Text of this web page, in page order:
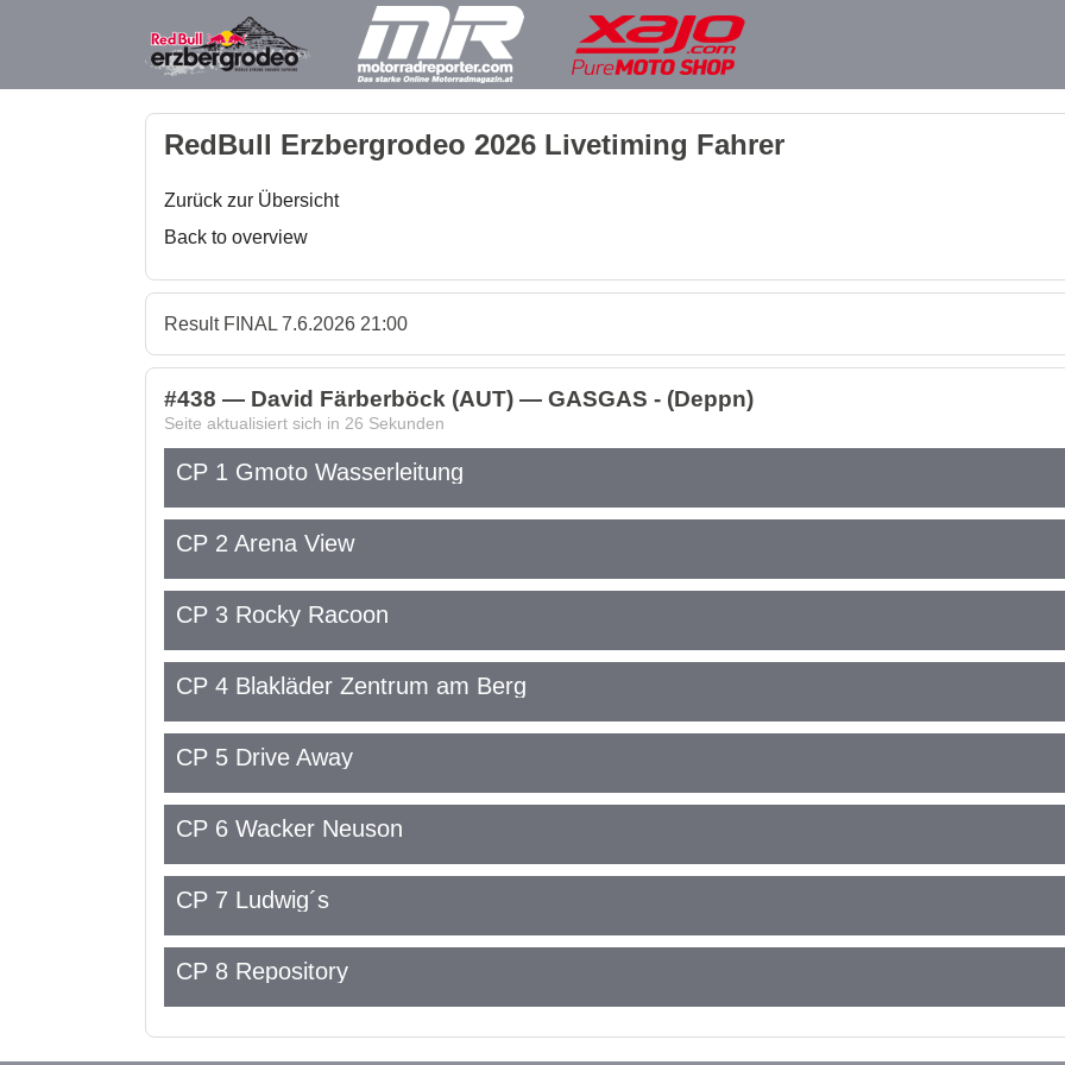
RedBull Erzbergrodeo 2026 Livetiming Fahrer
Zurück zur Übersicht
Back to overview
Result FINAL 7.6.2026 21:00
#438 — David Färberböck (AUT) — GASGAS - (Deppn)
Seite aktualisiert sich in 26 Sekunden
CP 1 Gmoto Wasserleitung
CP 2 Arena View
CP 3 Rocky Racoon
CP 4 Blakläder Zentrum am Berg
CP 5 Drive Away
CP 6 Wacker Neuson
CP 7 Ludwig´s
CP 8 Repository